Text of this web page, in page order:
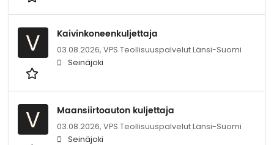
V Kaivinkoneenkuljettaja
03.08.2026, VPS Teollisuuspalvelut Länsi-Suomi
Seinäjoki
V Maansiirtoauton kuljettaja
03.08.2026, VPS Teollisuuspalvelut Länsi-Suomi
Seinäjoki